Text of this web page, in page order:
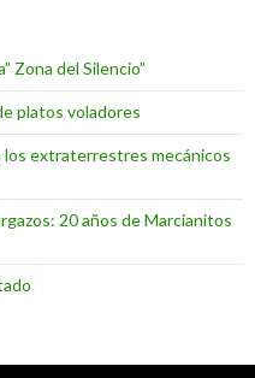
Zona del Silencio”
platos voladores
los extraterrestres mecánicos
20 años de Marcianitos